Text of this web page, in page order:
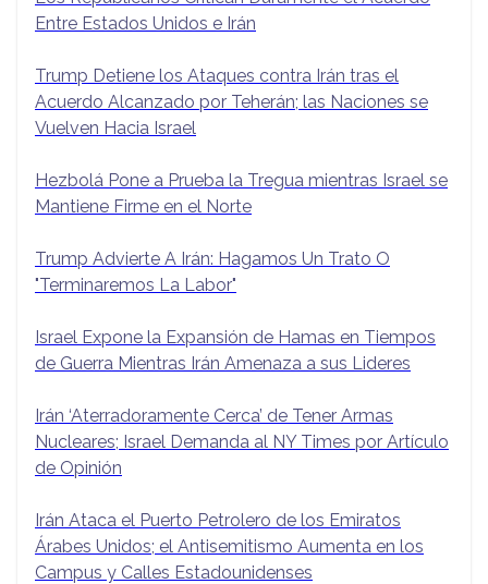
Entre Estados Unidos e Irán
Trump Detiene los Ataques contra Irán tras el
Acuerdo Alcanzado por Teherán; las Naciones se
Vuelven Hacia Israel
Hezbolá Pone a Prueba la Tregua mientras Israel se
Mantiene Firme en el Norte
Trump Advierte A Irán: Hagamos Un Trato O
"Terminaremos La Labor"
Israel Expone la Expansión de Hamas en Tiempos
de Guerra Mientras Irán Amenaza a sus Lideres
Irán ‘Aterradoramente Cerca’ de Tener Armas
Nucleares; Israel Demanda al NY Times por Artículo
de Opinión
Irán Ataca el Puerto Petrolero de los Emiratos
Árabes Unidos; el Antisemitismo Aumenta en los
Campus y Calles Estadounidenses